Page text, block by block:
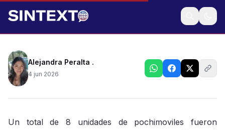
Fueron confiscados por agentes de Movilidad
Alejandra Peralta .
4 jun 2026
Un total de 8 unidades de pochimoviles fueron